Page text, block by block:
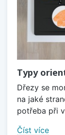
Typy
Dřezy se
na jaké
potřeba při
Číst více